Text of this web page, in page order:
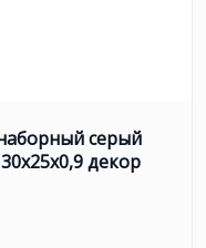
серый
декор